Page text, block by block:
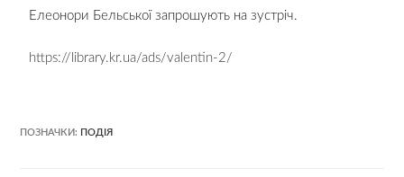
Елеонори Бельської запрошують на зустріч.
https://library.kr.ua/ads/valentin-2/
ПОЗНАЧКИ: ПОДІЯ